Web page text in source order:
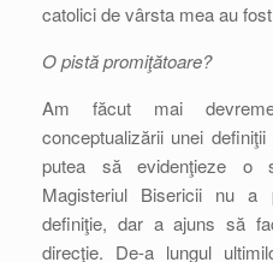
catolici de vârsta mea au
O pistă promiţătoare?
Am făcut mai
conceptualizării unei
putea să evidenţieze o
Magisteriul Bisericii nu
definiţie, dar a ajuns să
direcţie. De-a lungul